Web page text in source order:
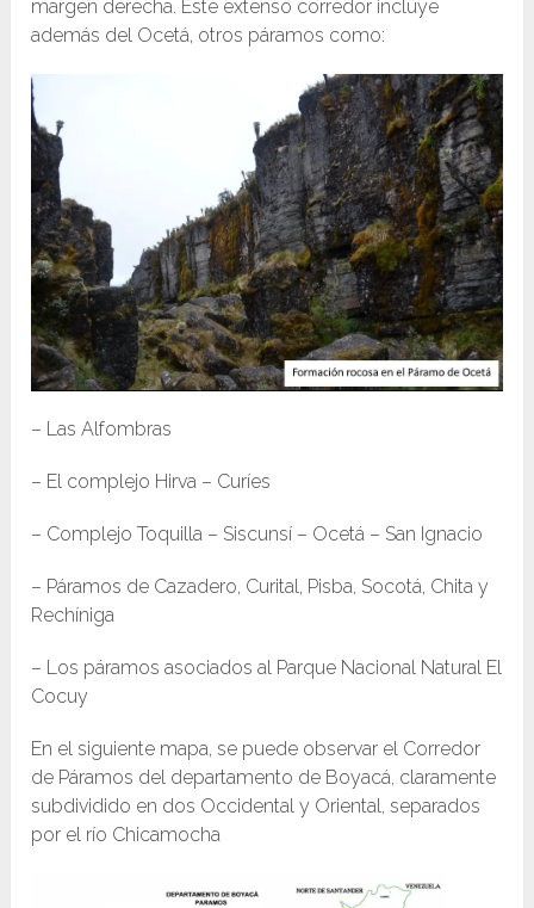
margen derecha. Este extenso corredor incluye
además del Ocetá, otros páramos como:
– Las Alfombras
– El complejo Hirva – Curíes
– Complejo Toquilla – Siscunsí – Ocetá – San Ignacio
– Páramos de Cazadero, Curital, Pisba, Socotá, Chita y
Rechíniga
– Los páramos asociados al Parque Nacional Natural El
Cocuy
En el siguiente mapa, se puede observar el Corredor
de Páramos del departamento de Boyacá, claramente
subdividido en dos Occidental y Oriental, separados
por el río Chicamocha